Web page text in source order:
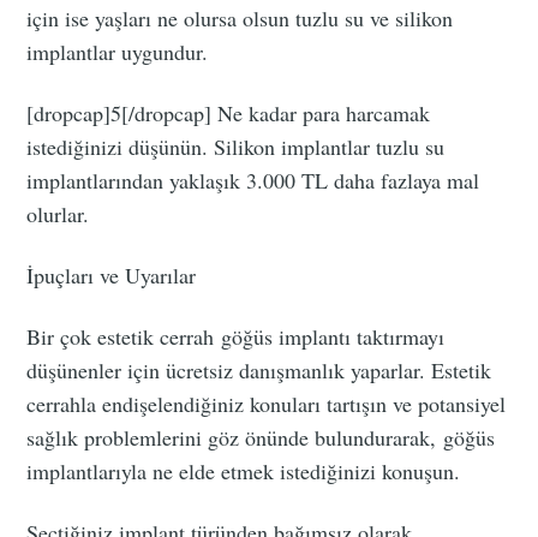
için ise yaşları ne olursa olsun tuzlu su ve silikon
implantlar uygundur.
[dropcap]5[/dropcap] Ne kadar para harcamak
istediğinizi düşünün. Silikon implantlar tuzlu su
implantlarından yaklaşık 3.000 TL daha fazlaya mal
olurlar.
İpuçları ve Uyarılar
Bir çok estetik cerrah göğüs implantı taktırmayı
düşünenler için ücretsiz danışmanlık yaparlar. Estetik
cerrahla endişelendiğiniz konuları tartışın ve potansiyel
sağlık problemlerini göz önünde bulundurarak, göğüs
implantlarıyla ne elde etmek istediğinizi konuşun.